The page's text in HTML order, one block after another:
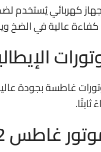
كهربائي يُستخدم لضخ
عالية في الضخ
غاطسة بجودة
2 حصان إيطالي